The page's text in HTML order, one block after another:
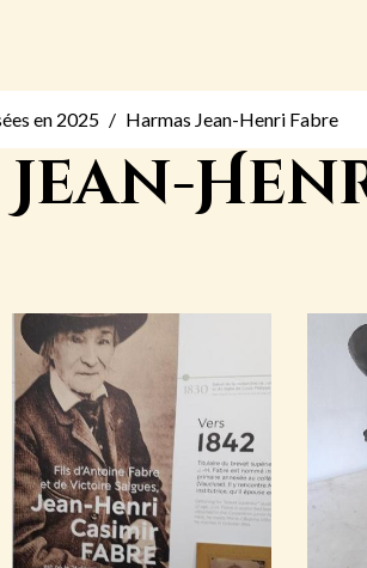
en 2025 Harmas Jean-Henri Fabre